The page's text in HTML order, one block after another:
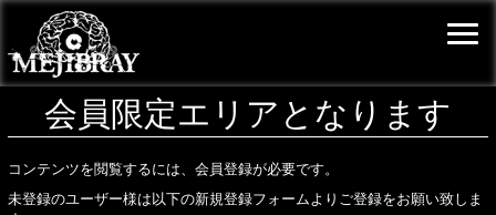
会員限定エリアとなります
コンテンツを閲覧するには、会員登録が必要です。
未登録のユーザー様は以下の新規登録フォームよりご登録をお願い致しま